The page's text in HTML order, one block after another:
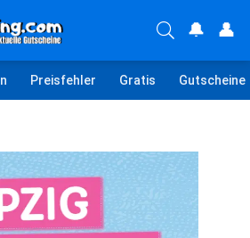
🔔 👤
Preisfehler Gratis Gutscheine